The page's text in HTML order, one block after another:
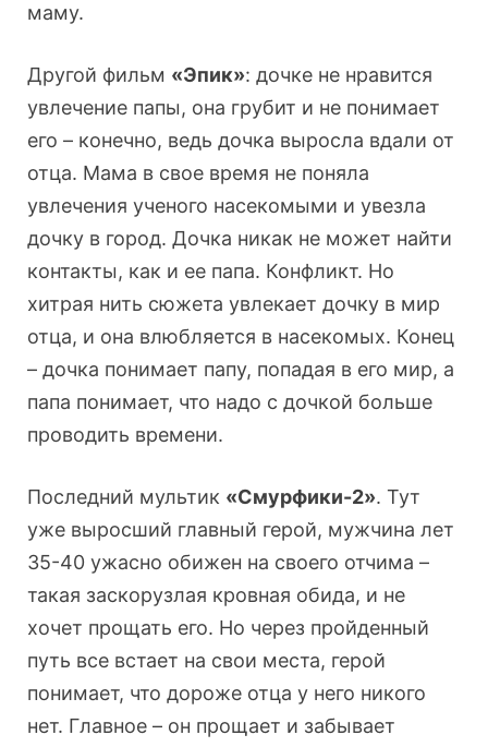
маму.
Другой фильм «Эпик»: дочке не нравится
увлечение папы, она грубит и не понимает
его – конечно, ведь дочка выросла вдали от
отца. Мама в свое время не поняла
увлечения ученого насекомыми и увезла
дочку в город. Дочка никак не может найти
контакты, как и ее папа. Конфликт. Но
хитрая нить сюжета увлекает дочку в мир
отца, и она влюбляется в насекомых. Конец
– дочка понимает папу, попадая в его мир, а
папа понимает, что надо с дочкой больше
проводить времени.
Последний мультик «Смурфики-2». Тут
уже выросший главный герой, мужчина лет
35-40 ужасно обижен на своего отчима –
такая заскорузлая кровная обида, и не
хочет прощать его. Но через пройденный
путь все встает на свои места, герой
понимает, что дороже отца у него никого
нет. Главное – он прощает и забывает